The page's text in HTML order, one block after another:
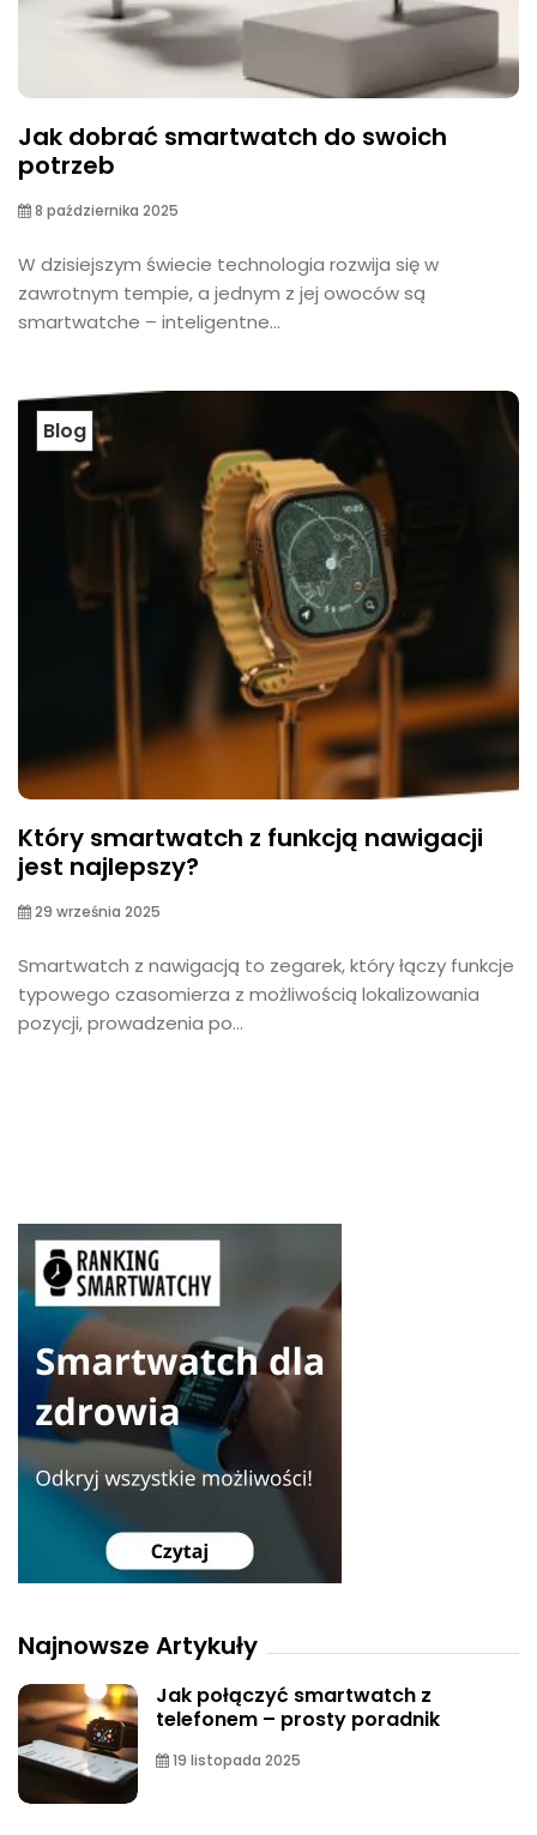
Jak dobrać smartwatch do swoich
potrzeb
8 października 2025
W dzisiejszym świecie technologia rozwija się w
zawrotnym tempie, a jednym z jej owoców są
smartwatche – inteligentne...
Blog
Który smartwatch z funkcją nawigacji
jest najlepszy?
29 września 2025
Smartwatch z nawigacją to zegarek, który łączy funkcje
typowego czasomierza z możliwością lokalizowania
pozycji, prowadzenia po...
Najnowsze Artykuły
Jak połączyć smartwatch z
telefonem – prosty poradnik
19 listopada 2025